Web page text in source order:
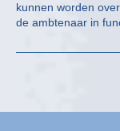
kunnen worden
de ambtenaar in